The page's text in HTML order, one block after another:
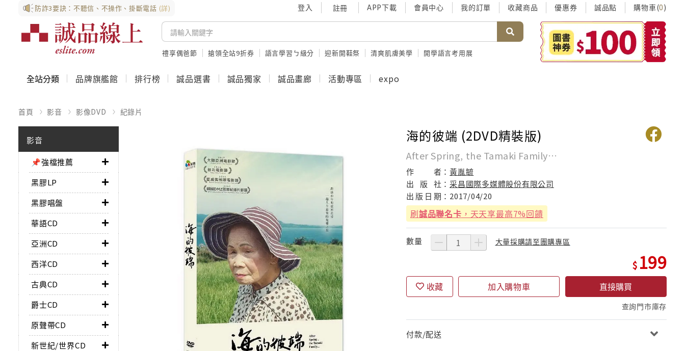
防詐3要訣：不聽信、不操作、掛斷電話 (詳) 登入 註冊 APP下載 會員中心 我的訂單 收藏商品 優惠券 誠品點 購物車(0)
禮享偶爸節 搶領全站9折券 語言學習ㄅ級分 迎新開鞋祭 清爽肌膚美學 開學語言考用展
全站分類 品牌旗艦館 排行榜 誠品選書 誠品獨家 誠品畫廊 活動專區 expo
首頁 影音 影像DVD 紀錄片
影音
📌強檔推薦
黑膠LP
黑膠唱盤
華語CD
亞洲CD
西洋CD
古典CD
爵士CD
原聲帶CD
新世紀/世界CD
海的彼端 (2DVD精裝版)
After Spring, the Tamaki Family…
作 者：黃胤毓
出
版 社： 采昌國際多媒體股份有限公司
出 版 日 期： 2017/04/20
刷誠品聯名卡 ，天天享最高7%回饋
數量 大量採購請至團購專區
199
收藏 加入購物車 直接購買
查詢門市庫存
付款/配送